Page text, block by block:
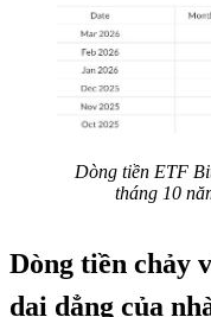
Dòng tiền ETF
tháng 10
Dòng tiền chảy
dai dẳng của